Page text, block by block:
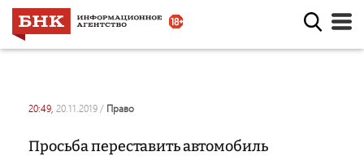
20:49, 20.11.2019 / право
Просьба переставить автомобиль